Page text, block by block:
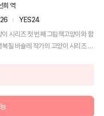
희 역
YES24
시리즈 첫 번째 그림책고양이와 함
질 바슐레 작가의 고양이 시리즈 첫